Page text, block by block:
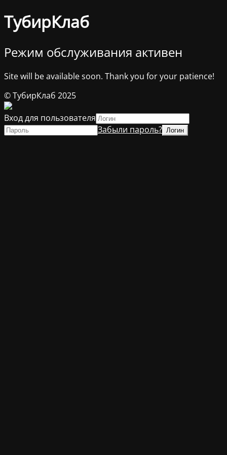
ТубирКлаб
Режим обслуживания активен
Site will be available soon. Thank you for your patience!
© ТубирКлаб 2025
Вход для пользователя
Забыли пароль?